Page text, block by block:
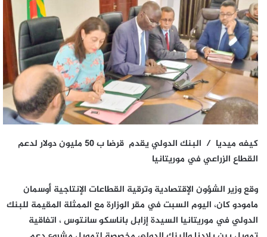
كيفه ميديا / البنك الدولي يقدم قرضا ب 50 مليون دولار لدعم
القطاع الزراعي في موريتانيا
وقع وزير الشؤون الإقتصادية وترقية القطاعات الإنتاجية أوسمان
مامودو كان، اليوم السبت في مقر الوزارة مع الممثلة المقيمة للبنك
الدولي في موريتانيا السيدة إزابل باناسكو سانتوس ، اتفاقية